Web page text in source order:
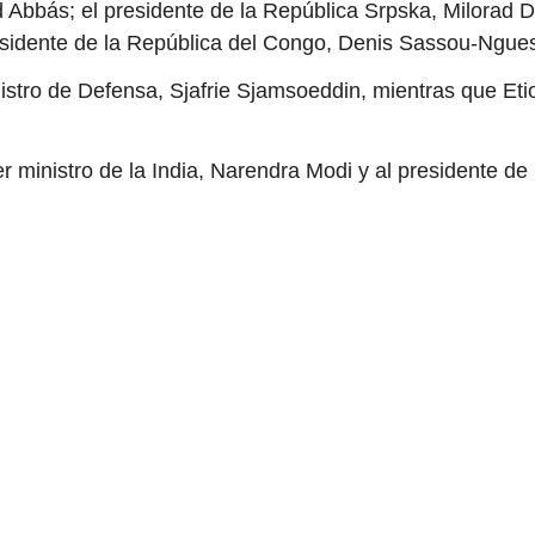
el presidente de la República Srpska, Milorad
de la República del Congo, Denis Sassou-
de Defensa, Sjafrie Sjamsoeddin, mientras que
ministro de la India, Narendra Modi y al presidente